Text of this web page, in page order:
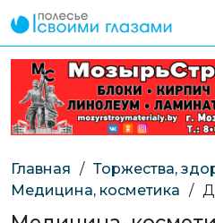
Главная / Торжества,
Медицина, косметика /